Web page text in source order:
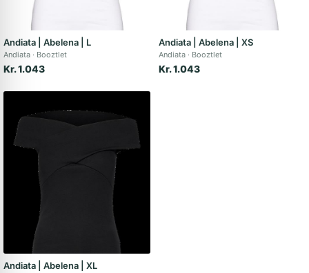
Andiata | Abelena | L
Andiata Booztlet
Kr. 1.043
Andiata | Abelena | XS
Andiata Booztlet
Kr. 1.043
Andiata | Abelena | XL